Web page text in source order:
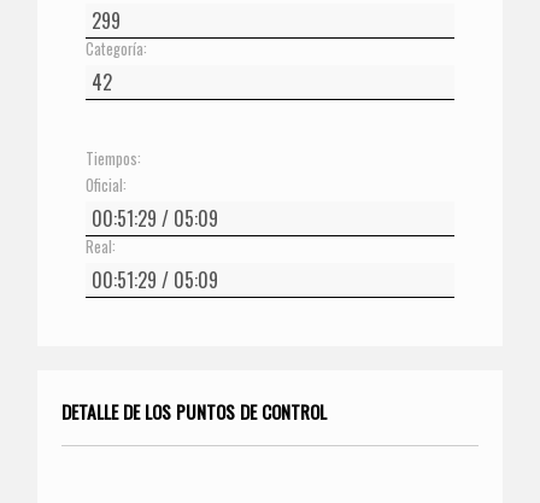
Categoría:
Tiempos:
Oficial:
Real:
DETALLE DE LOS PUNTOS DE CONTROL